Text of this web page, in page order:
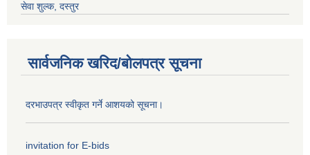
सेवा शुल्क, दस्तुर
सार्वजनिक खरिद/बोलपत्र सूचना
दरभाउपत्र स्वीकृत गर्ने आशयको सूचना।
invitation for E-bids